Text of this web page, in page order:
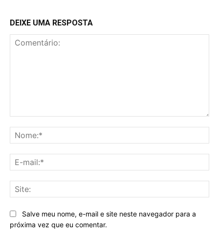
DEIXE UMA RESPOSTA
Salve meu nome, e-mail e site neste navegador para a
próxima vez que eu comentar.